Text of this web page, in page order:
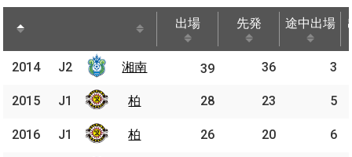
出場 先発 途中出場
途中出場
2014 湘南 39 36 3
2015 柏 28 23 5
2016 柏 26 20 6
2014 J2 湘南
2015 J1 柏
2016 J1 柏